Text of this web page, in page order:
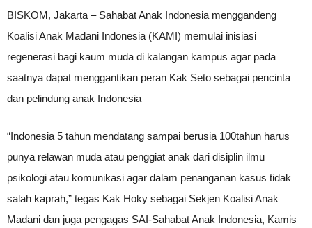
BISKOM, Jakarta – Sahabat Anak Indonesia menggandeng
Koalisi Anak Madani Indonesia (KAMI) memulai inisiasi
regenerasi bagi kaum muda di kalangan kampus agar pada
saatnya dapat menggantikan peran Kak Seto sebagai pencinta
dan pelindung anak Indonesia
“Indonesia 5 tahun mendatang sampai berusia 100tahun harus
punya relawan muda atau penggiat anak dari disiplin ilmu
psikologi atau komunikasi agar dalam penanganan kasus tidak
salah kaprah,” tegas Kak Hoky sebagai Sekjen Koalisi Anak
Madani dan juga pengagas SAI-Sahabat Anak Indonesia, Kamis